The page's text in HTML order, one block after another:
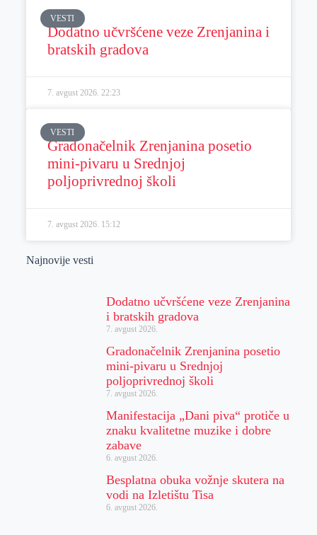
VESTI
Dodatno učvršćene veze Zrenjanina i
bratskih gradova
7. avgust 2026. 22:23
VESTI
Gradonačelnik Zrenjanina posetio
mini-pivaru u Srednjoj
poljoprivrednoj školi
7. avgust 2026. 15:12
Najnovije vesti
Dodatno učvršćene veze Zrenjanina
i bratskih gradova
7. avgust 2026.
Gradonačelnik Zrenjanina posetio
mini-pivaru u Srednjoj
poljoprivrednoj školi
7. avgust 2026.
Manifestacija „Dani piva“ protiče u
znaku kvalitetne muzike i dobre
zabave
6. avgust 2026.
Besplatna obuka vožnje skutera na
vodi na Izletištu Tisa
6. avgust 2026.